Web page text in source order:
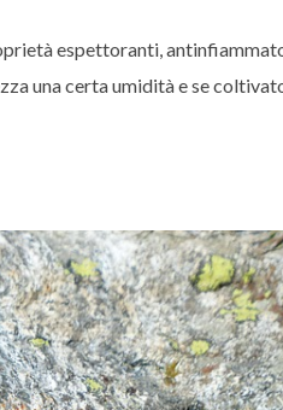
espettoranti,
una certa umidità e se